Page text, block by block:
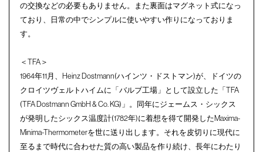
の交換などの必要もありません。また裏面はマグネット式になっ
ており、日常の中でシンプルに使いやすい作りになっておりま
す。
＜TFA＞
1964年11月、Heinz Dostmann(ハインツ・ドストマン)が、ドイツの
クロイツヴェルトハイムに「バルブ工場」として設立した「TFA
(TFA Dostmann GmbH & Co. KG)」。同年にジェームス・シックス
が発明したシックス温度計(1782年)に着想を得て開発したMaxima-
Minima-Thermometerを世に送り出します。それを皮切りに現代に
至るまで時代に合わせた質の高い製品を作り続け、長年にわたり